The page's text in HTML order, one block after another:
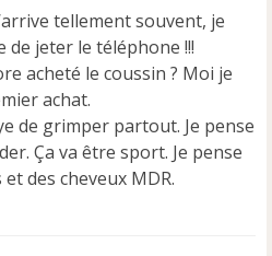
tellement souvent, je
de jeter le téléphone !!!
acheté le coussin ? Moi je
achat.
de grimper partout. Je pense
Ça va être sport. Je pense
des cheveux MDR.